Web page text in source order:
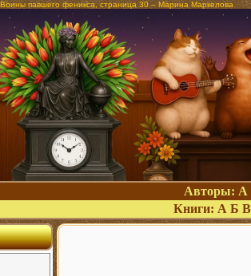
павшего феникса, страница 30 – Марина Маркелова
Авторы: А
Книги: А Б В